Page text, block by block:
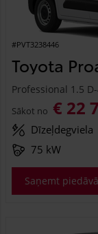
#PVT3238446
Toyota
Professional 1.5
Sākot no € 22
Dīzeļdegviela
75 kW
Saņemt